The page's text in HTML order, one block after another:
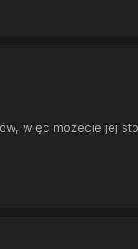
więc możecie jej